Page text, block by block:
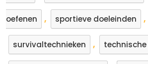
oefenen , sportieve doeleinden ,
survivaltechnieken ,